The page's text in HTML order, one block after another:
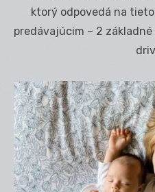
ktorý odpovedá na
predávajúcim – 2